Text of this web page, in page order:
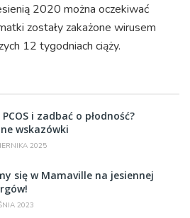
2020 można oczekiwać
zostały zakażone wirusem
12 tygodniach ciąży.
PCOS i zadbać o płodność?
wskazówki
2025
się w Mamaville na jesiennej
2023